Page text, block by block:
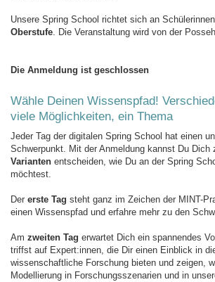
Unsere Spring School richtet sich an
Oberstufe. Die Veranstaltung wird von der
Die Anmeldung ist geschlossen
Wähle Deinen Wissenspfad!
viele Möglichkeiten, ein Thema
Jeder Tag der digitalen Spring School hat einen
Schwerpunkt. Mit der Anmeldung kannst Du Dich
Varianten entscheiden, wie Du an der Spring
möchtest.
Der erste Tag steht ganz im Zeichen der MINT-
einen Wissenspfad und erfahre mehr zu den
Am zweiten Tag erwartet Dich ein spannendes
triffst auf Expert:innen, die Dir einen Einblick in
wissenschaftliche Forschung bieten und zeigen,
Modellierung in Forschungsszenarien und in